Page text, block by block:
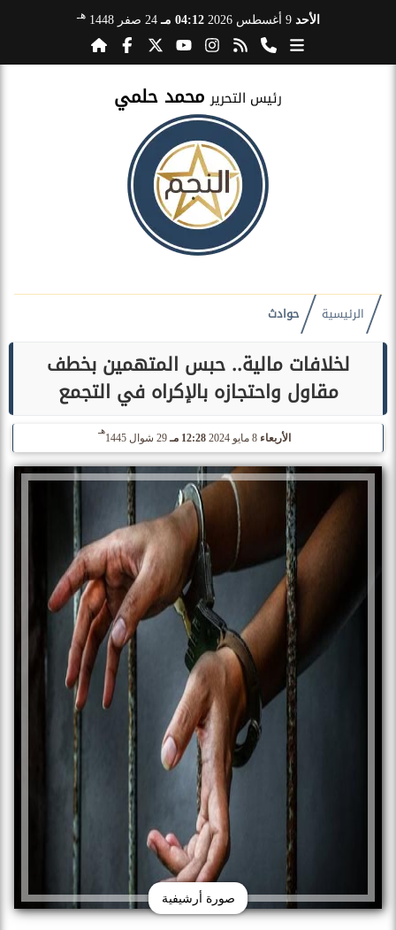
الأحد 9 أغسطس 2026 04:12 مـ 24 صفر 1448 هـ
رئيس التحرير محمد حلمي
الرئيسية حوادث
لخلافات مالية.. حبس المتهمين بخطف
مقاول واحتجازه بالإكراه في التجمع
الأربعاء 12:28 مـ 29 شوال 1445
هـ
صورة أرشيفية